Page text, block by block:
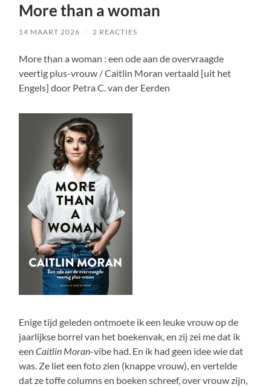
More than a woman
14 MAART 2026 / 2 REACTIES
More than a woman : een ode aan de overvraagde
veertig plus-vrouw / Caitlin Moran vertaald [uit het
Engels] door Petra C. van der Eerden
Enige tijd geleden ontmoete ik een leuke vrouw op de
jaarlijkse borrel van het boekenvak, en zij zei me dat ik
eenCaitlin Moran-vibe had. En ik had geen idee wie dat
was. Ze liet een foto zien (knappe vrouw), en vertelde
dat ze toffe columns en boeken schreef, over vrouw zijn,